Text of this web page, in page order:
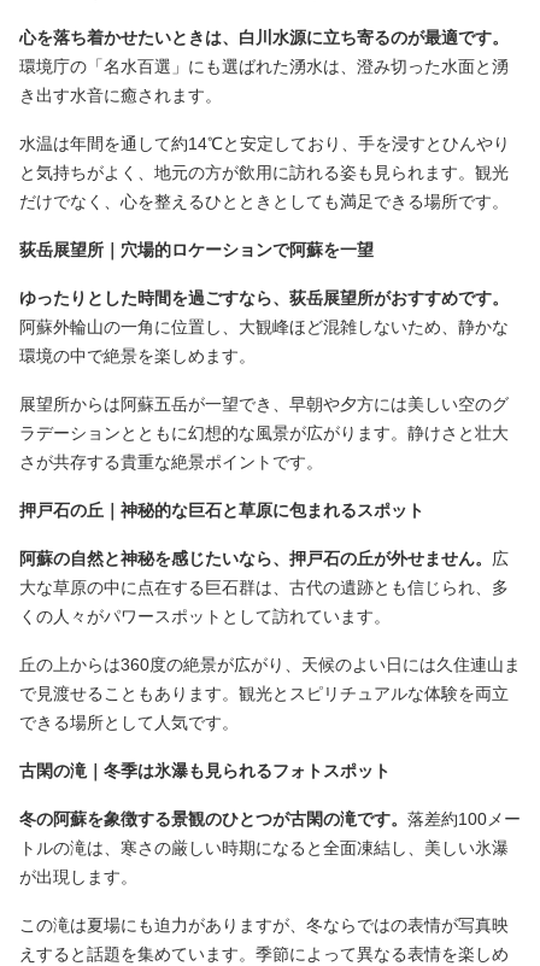
心を落ち着かせたいときは、白川水源に立ち寄るのが最適です。
環境庁の「名水百選」にも選ばれた湧水は、澄み切った水面と湧
き出す水音に癒されます。
水温は年間を通して約14℃と安定しており、手を浸すとひんやり
と気持ちがよく、地元の方が飲用に訪れる姿も見られます。観光
だけでなく、心を整えるひとときとしても満足できる場所です。
荻岳展望所｜穴場的ロケーションで阿蘇を一望
ゆったりとした時間を過ごすなら、荻岳展望所がおすすめです。
阿蘇外輪山の一角に位置し、大観峰ほど混雑しないため、静かな
環境の中で絶景を楽しめます。
展望所からは阿蘇五岳が一望でき、早朝や夕方には美しい空のグ
ラデーションとともに幻想的な風景が広がります。静けさと壮大
さが共存する貴重な絶景ポイントです。
押戸石の丘｜神秘的な巨石と草原に包まれるスポット
阿蘇の自然と神秘を感じたいなら、押戸石の丘が外せません。 広
大な草原の中に点在する巨石群は、古代の遺跡とも信じられ、多
くの人々がパワースポットとして訪れています。
丘の上からは360度の絶景が広がり、天候のよい日には久住連山ま
で見渡せることもあります。観光とスピリチュアルな体験を両立
できる場所として人気です。
古閑の滝｜冬季は氷瀑も見られるフォトスポット
冬の阿蘇を象徴する景観のひとつが古閑の滝です。 落差約100メー
トルの滝は、寒さの厳しい時期になると全面凍結し、美しい氷瀑
が出現します。
この滝は夏場にも迫力がありますが、冬ならではの表情が写真映
えすると話題を集めています。季節によって異なる表情を楽しめ